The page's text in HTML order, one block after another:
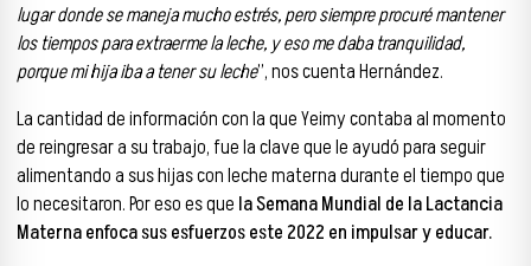
lugar donde se maneja mucho estrés, pero siempre procuré mantener
los tiempos para extraerme la leche, y eso me daba tranquilidad,
porque mi hija iba a tener su leche”, nos cuenta Hernández.
La cantidad de información con la que Yeimy contaba al momento
de reingresar a su trabajo, fue la clave que le ayudó para seguir
alimentando a sus hijas con leche materna durante el tiempo que
lo necesitaron. Por eso es que la Semana Mundial de la Lactancia
Materna enfoca sus esfuerzos este 2022 en impulsar y educar.